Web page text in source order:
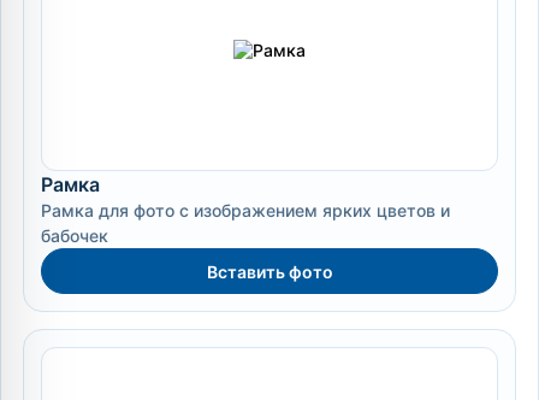
Рамка
Рамка для фото с изображением ярких цветов и
бабочек
Вставить фото